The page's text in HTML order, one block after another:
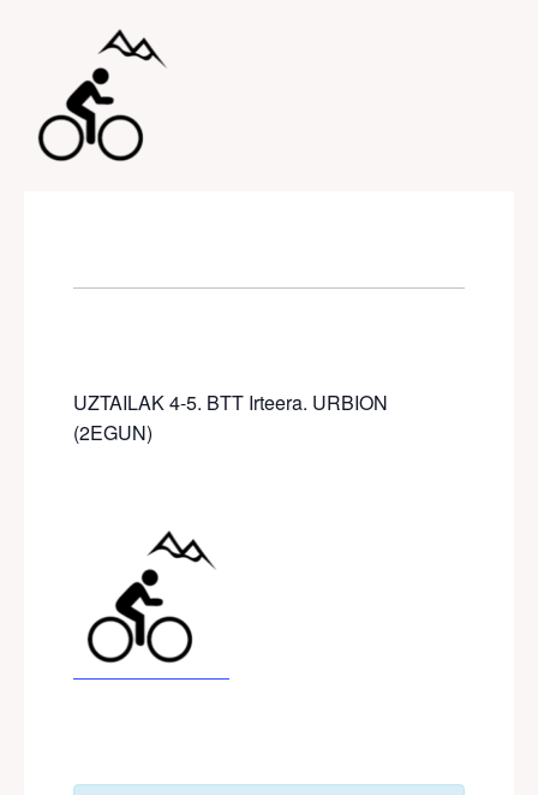
UZTAILAK 4-5. BTT Irteera. URBION
(2EGUN)